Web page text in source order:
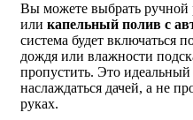
Вы можете выбрать
или капельный полив с
система будет включаться
дождя или влажности
пропустить. Это идеальный
наслаждаться дачей, а не
руках.